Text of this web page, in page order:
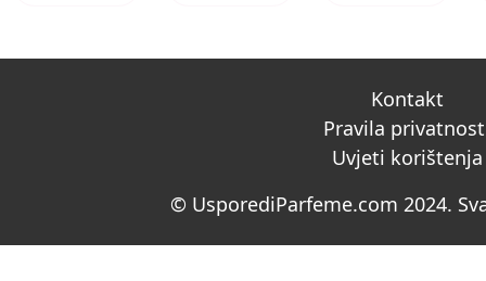
Kontakt
Pravila
Uvjeti korištenja
© UsporediParfeme.com 2024.